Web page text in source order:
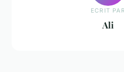
ECRIT PAR
Ali